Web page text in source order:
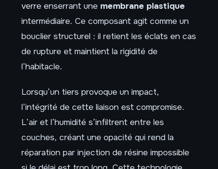
verre enserrant une membrane plastique
intermédiaire. Ce composant agit comme un
bouclier structurel : il retient les éclats en cas
de rupture et maintient la rigidité de
l’habitacle.
Lorsqu’un tiers provoque un impact,
l’intégrité de cette liaison est compromise.
L’air et l’humidité s’infiltrent entre les
couches, créant une opacité qui rend la
réparation par injection de résine impossible